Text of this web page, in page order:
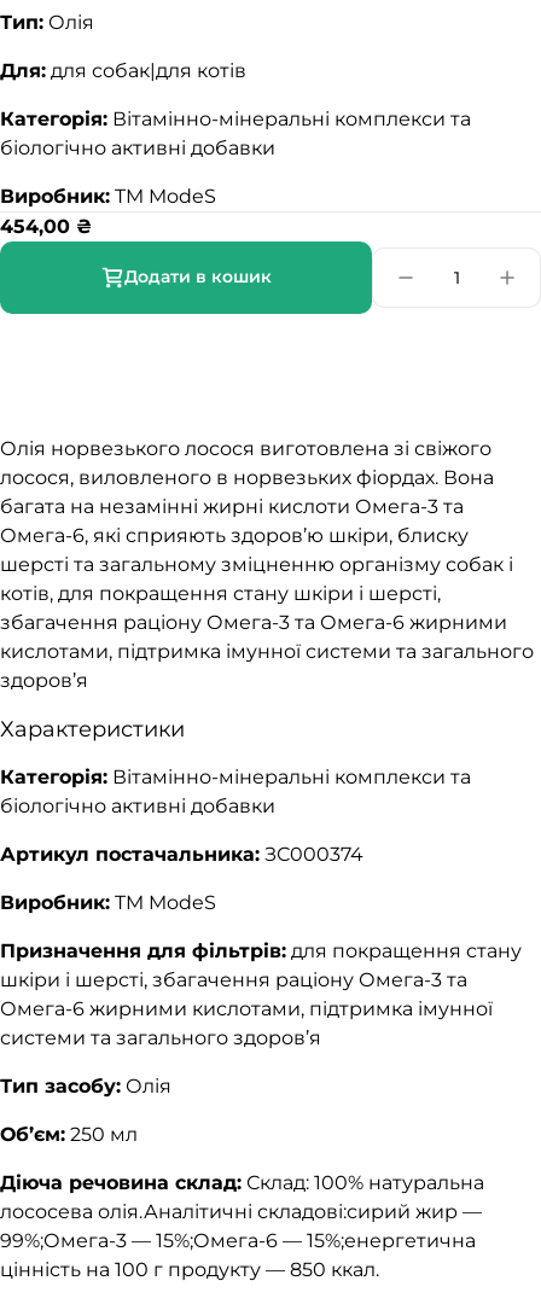
Тип: Олія
Для: для собак|для котів
Категорія: Вітамінно-мінеральні комплекси та
біологічно активні добавки
Виробник: TM ModeS
454,00 ₴
Додати в кошик
Олія норвезького лосося виготовлена зі свіжого
лосося, виловленого в норвезьких фіордах. Вона
багата на незамінні жирні кислоти Омега-3 та
Омега-6, які сприяють здоров’ю шкіри, блиску
шерсті та загальному зміцненню організму собак і
котів, для покращення стану шкіри і шерсті,
збагачення раціону Омега-3 та Омега-6 жирними
кислотами, підтримка імунної системи та загального
здоров’я
Характеристики
Категорія: Вітамінно-мінеральні комплекси та
біологічно активні добавки
Артикул постачальника: ЗС000374
Виробник: TM ModeS
Призначення для фільтрів: для покращення стану
шкіри і шерсті, збагачення раціону Омега-3 та
Омега-6 жирними кислотами, підтримка імунної
системи та загального здоров’я
Тип засобу: Олія
Об’єм: 250 мл
Діюча речовина склад: Склад: 100% натуральна
лососева олія.Аналітичні складові:сирий жир —
99%;Омега-3 — 15%;Омега-6 — 15%;енергетична
цінність на 100 г продукту — 850 ккал.